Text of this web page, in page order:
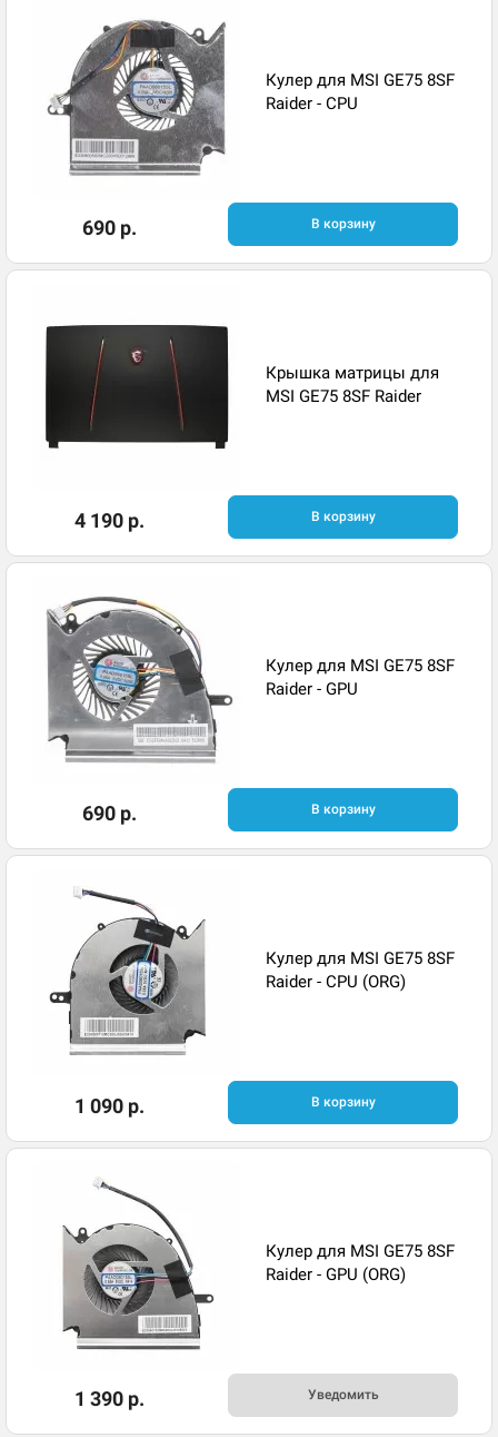
Кулер для MSI GE75 8SF
Raider - CPU
690 р. В корзину
Крышка матрицы для
MSI GE75 8SF Raider
4 190 р. В корзину
Кулер для MSI GE75 8SF
Raider - GPU
690 р. В корзину
Кулер для MSI GE75 8SF
Raider - CPU (ORG)
1 090 р. В корзину
Кулер для MSI GE75 8SF
Raider - GPU (ORG)
1 390 р. Уведомить